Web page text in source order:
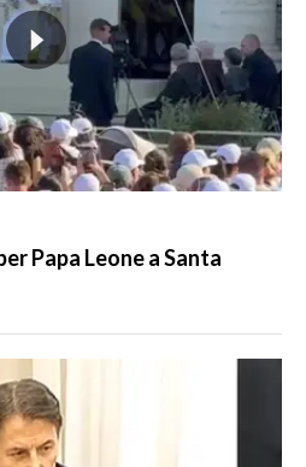
Papa Leone a Santa